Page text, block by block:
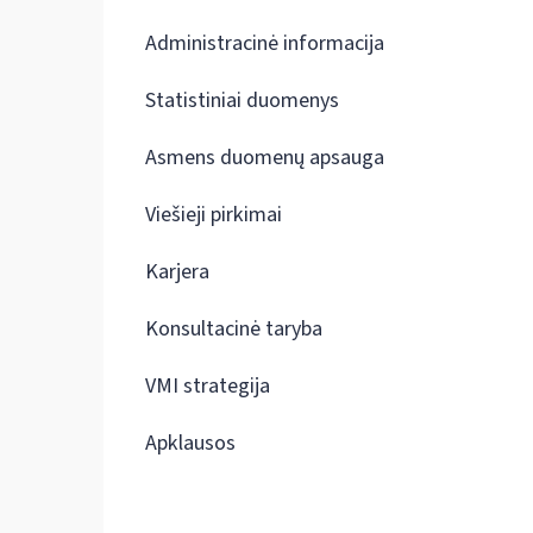
Administracinė informacija
Statistiniai duomenys
Asmens duomenų apsauga
Viešieji pirkimai
Karjera
Konsultacinė taryba
VMI strategija
Apklausos